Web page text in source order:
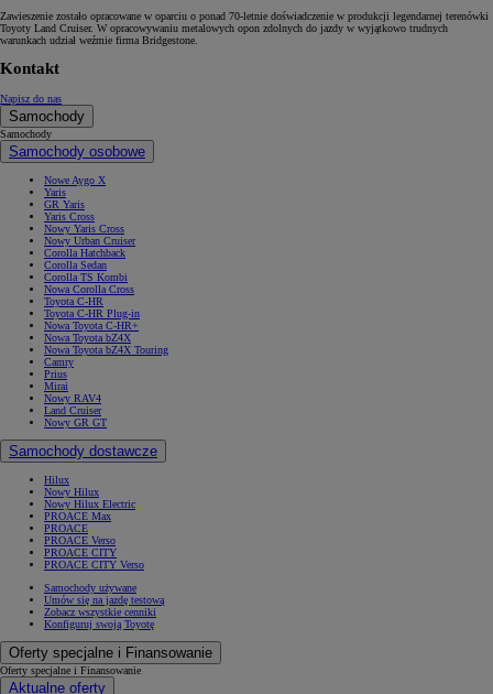
Zawieszenie zostało opracowane w oparciu o ponad 70-letnie doświadczenie w produkcji legendarnej terenówki
Toyoty Land Cruiser. W opracowywaniu metalowych opon zdolnych do jazdy w wyjątkowo trudnych
warunkach udział weźmie firma Bridgestone.
Kontakt
Napisz do nas
Samochody
Samochody
Samochody osobowe
Nowe Aygo X
Yaris
GR Yaris
Yaris Cross
Nowy Yaris Cross
Nowy Urban Cruiser
Corolla Hatchback
Corolla Sedan
Corolla TS Kombi
Nowa Corolla Cross
Toyota C-HR
Toyota C-HR Plug-in
Nowa Toyota C-HR+
Nowa Toyota bZ4X
Nowa Toyota bZ4X Touring
Camry
Prius
Mirai
Nowy RAV4
Land Cruiser
Nowy GR GT
Samochody dostawcze
Hilux
Nowy Hilux
Nowy Hilux Electric
PROACE Max
PROACE
PROACE Verso
PROACE CITY
PROACE CITY Verso
Samochody używane
Umów się na jazdę testową
Zobacz wszystkie cenniki
Konfiguruj swoją Toyotę
Oferty specjalne i Finansowanie
Oferty specjalne i Finansowanie
Aktualne oferty